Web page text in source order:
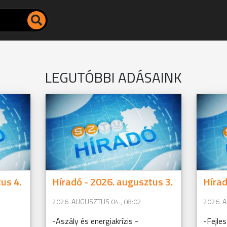
LEGUTÓBBI ADÁSAINK
4. Híradó - 2026. augusztus 3.
2026. AUGUSZTUS 04., 08:02
-Aszály és energiakrízis -
2026.
-